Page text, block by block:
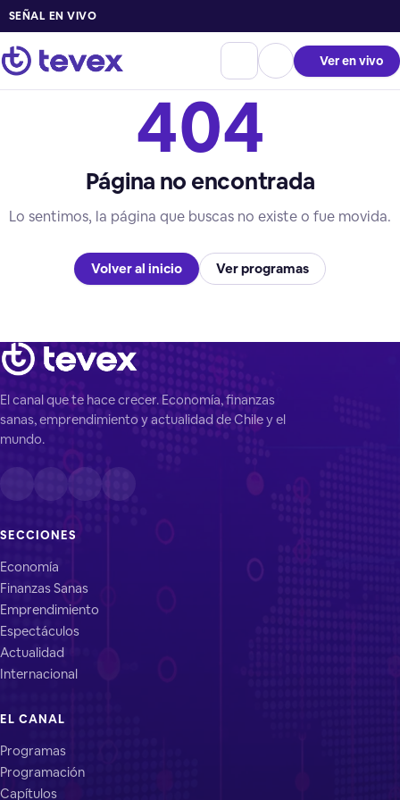
SEÑAL EN VIVO
Ver en vivo
404
Página no encontrada
Lo sentimos, la página que buscas no existe o fue movida.
Volver al inicio Ver programas
El canal que te hace crecer. Economía, finanzas
sanas, emprendimiento y actualidad de Chile y el
mundo.
SECCIONES
Economía
Finanzas Sanas
Emprendimiento
Espectáculos
Actualidad
Internacional
EL CANAL
Programas
Programación
Capítulos